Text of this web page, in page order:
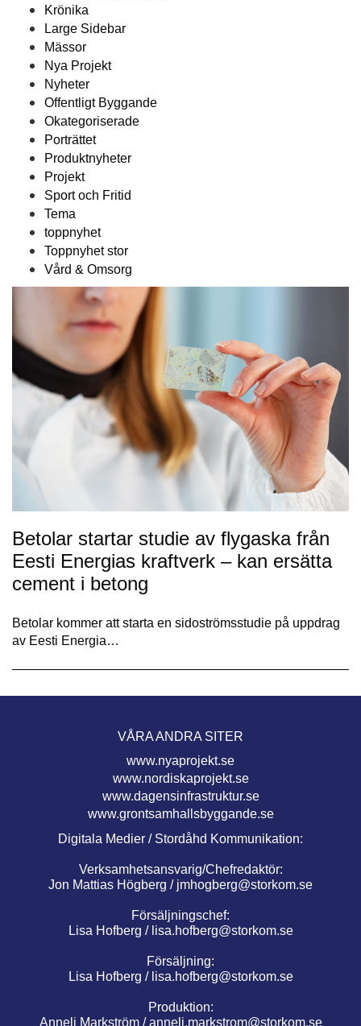
Krönika
Large Sidebar
Mässor
Nya Projekt
Nyheter
Offentligt Byggande
Okategoriserade
Porträttet
Produktnyheter
Projekt
Sport och Fritid
Tema
toppnyhet
Toppnyhet stor
Vård & Omsorg
Betolar startar studie av flygaska från
Eesti Energias kraftverk – kan ersätta
cement i betong
Betolar kommer att starta en sidoströmsstudie på uppdrag
av Eesti Energia…
VÅRA ANDRA SITER
www.nyaprojekt.se
www.nordiskaprojekt.se
www.dagensinfrastruktur.se
www.grontsamhallsbyggande.se
Digitala Medier / Stordåhd Kommunikation:
Verksamhetsansvarig/Chefredaktör:
Jon Mattias Högberg / jmhogberg@storkom.se
Försäljningschef:
Lisa Hofberg / lisa.hofberg@storkom.se
Försäljning:
Lisa Hofberg / lisa.hofberg@storkom.se
Produktion:
Anneli Markström /anneli.markstrom@storkom.se